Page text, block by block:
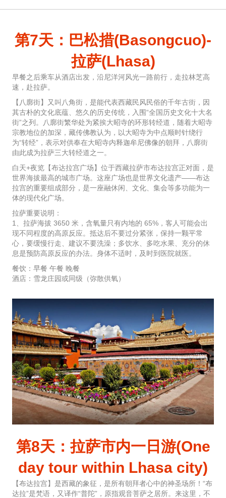
第7天：巴松措(Basongcuo)-
拉萨(Lhasa)
早餐之后乘车从酒店出发，沿尼洋河风光一路前行，走拉林芝高
速，赴拉萨。
【八廓街】又叫八角街，是能代表西藏民风民俗的千年古街，因
其古朴的文化底蕴、悠久的历史传统，入围“全国历史文化十大名
街”之列。八廓街繁华处为紧挨大昭寺的环形转经道，随着大昭寺
宗教地位的加深，藏传佛教认为，以大昭寺为中点顺时针绕行
为“转经”，表示对供奉在大昭寺内释迦牟尼佛像的朝拜，八廓街
由此成为拉萨三大转经道之一。
白天+夜览【布达拉宫广场】位于西藏拉萨市布达拉宫正对面，是
世界海拔最高的城市广场。这座广场也是世界文化遗产——布达
拉宫的重要组成部分，是一座融休闲、文化、集会等多功能为一
体的现代化广场。
拉萨重要说明：
1、拉萨海拔 3650 米，含氧量只有内地的 65%，客人可能会出
现不同程度的高原反应。抵达后不要过分紧张，保持一颗平常
心，要缓慢行走、建议不要洗澡；多饮水、多吃水果、充分的休
息是预防高原反应的办法。身体不适时，及时到医院就医。
餐饮：早餐 午餐 晚餐
酒店：雪龙庄园或同级（弥散供氧）
第8天：拉萨市内一日游(One
day tour within Lhasa city)
【布达拉宫】是西藏的象征，是所有朝拜者心中的神圣场所！“布
达拉”是梵语，又译作“普陀”，原指观音菩萨之居所。来这里，不